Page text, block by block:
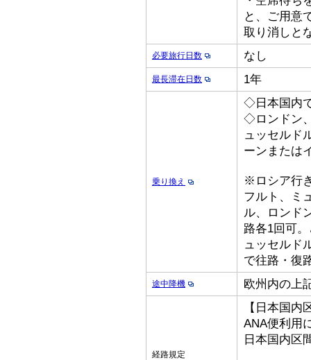
と、ご用意
取り消しと
必要旅行日数 なし
最長滞在日数 1年
乗り換え
◇日本国内
◇ロンドン
ュッセルド
ーンまたは
※ロシア行
フルト、ミ
ル、ロンド
路各1回可
ュッセルド
で往路・復
途中降機 欧州内の上
経路規定
【日本国内
ANA便利用
日本国内区